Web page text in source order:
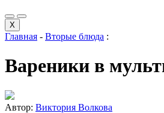
X
Главная - Вторые блюда :
Вареники в
Автор: Виктория Волкова